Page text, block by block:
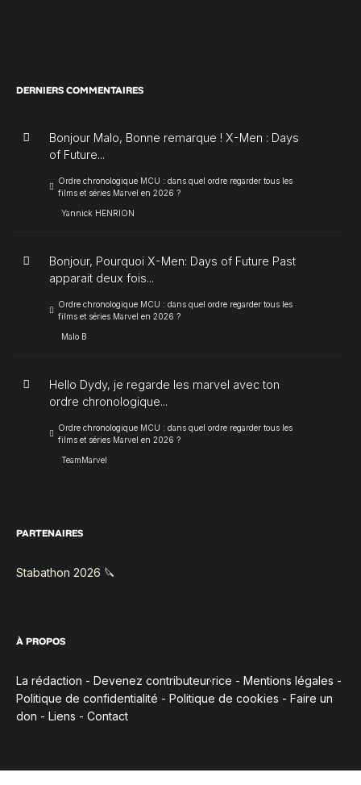
DERNIERS COMMENTAIRES
Bonjour Malo, Bonne remarque ! X-Men : Days
of Future...
Ordre chronologique MCU : dans quel ordre regarder tous les
films et séries Marvel en 2026 ?
Yannick HENRION
Bonjour, Pourquoi X-Men: Days of Future Past
apparait deux fois...
Ordre chronologique MCU : dans quel ordre regarder tous les
films et séries Marvel en 2026 ?
Malo B
Hello Dydy, je regarde les marvel avec ton
ordre chronologique...
Ordre chronologique MCU : dans quel ordre regarder tous les
films et séries Marvel en 2026 ?
TeamMarvel
PARTENAIRES
Stabathon 2026 🔪
À PROPOS
La rédaction - Devenez contributeur·rice - Mentions légales -
Politique de confidentialité - Politique de cookies - Faire un
don - Liens - Contact